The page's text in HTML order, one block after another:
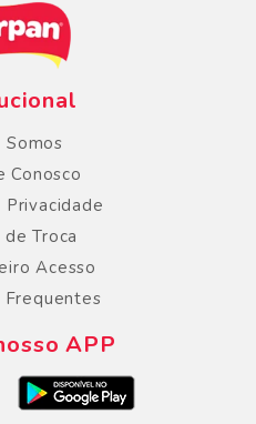
Somos
Conosco
Troca
Acesso
Frequentes
APP